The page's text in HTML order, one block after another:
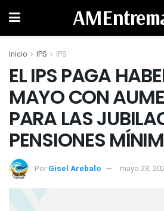
Inicio IPS IPS
EL IPS PAGA
MAYO CON
PARA LAS
PENSIONES
Por Gisel Arebalo mayo 23,